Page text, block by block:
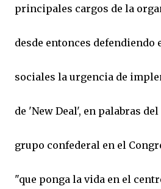
principales cargos de la
desde entonces defendiendo
sociales la urgencia de
de 'New Deal', en palabras
grupo confederal en el
"que ponga la vida en el